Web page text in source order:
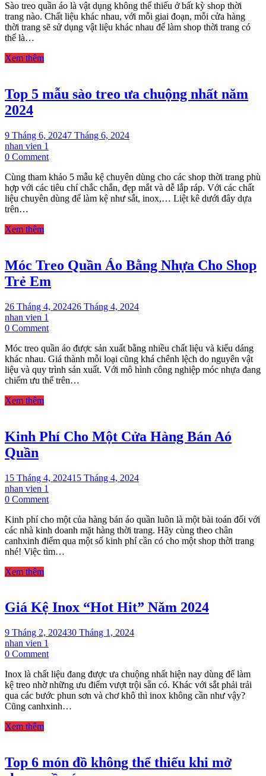
INOX
CHO
SHOP
Sào treo quần áo là vật dụng không thể thiếu ở bất kỳ shop thời
trang nào. Chất liệu khác nhau, với mỗi giai đoạn, mỗi cửa hàng
thời trang sẽ sử dụng vật liệu khác nhau để làm shop thời trang có
thể là…
Xem thêm
Top 5 mẫu sào treo ưa chuộng nhất năm
2024
9 Tháng 6, 20247 Tháng 6, 2024
nhan vien 1
0 Commenton
5
mẫu
sào
2024
Cùng tham khảo 5 mẫu kệ chuyên dùng cho các shop thời trang phù
hợp với các tiêu chí chắc chắn, đẹp mắt và dễ lắp ráp. Với các chất
liệu chuyên dùng để làm kệ như sắt, inox,… Liệt kê dưới đây dựa
trên…
Xem thêm
Móc Treo Quần Áo Bằng Nhựa Cho Shop
Trẻ Em
26 Tháng 4, 202426 Tháng 4, 2024
nhan vien 1
0 Commenton
Treo
Quần
Áo
Bằng
Em
Móc treo quần áo được sản xuất bằng nhiều chất liệu và kiểu dáng
khác nhau. Giá thành mỗi loại cũng khá chênh lệch do nguyên vật
liệu và quy trình sản xuất. Với mô hình công nghiệp móc nhựa đang
chiếm ưu thể trên…
Xem thêm
Kinh Phí Cho Một Cửa Hàng Bán Aó
Quần
15 Tháng 4, 202415 Tháng 4, 2024
nhan vien 1
0 Commenton
Phí
Cho
Một
Cửa
Kinh phí cho một của hàng bán áo quần luôn là một bài toán đối với
các nhà kinh doanh mặt hàng thời trang. Hãy cùng theo chân
canhxinh điểm qua một số kinh phí cần có cho một shop thời trang
nhé! Việc tìm…
Xem thêm
Giá Kệ Inox “Hot Hit” Năm 2024
9 Tháng 2, 202430 Tháng 1, 2024
nhan vien 1
0 Commenton
Kệ
Inox
“Hot
Hit”
Inox là chất liệu đang được ưa chuộng nhất hiện nay dùng để làm
kệ treo nhờ những ưu điểm vượt trội sẵn có. Khác với sắt phải trải
qua các bước phun sơn và chơ khô thì inox không cần như vậy?
Cũng canhxinh…
Xem thêm
Top 6 món đồ không thể thiếu khi mở